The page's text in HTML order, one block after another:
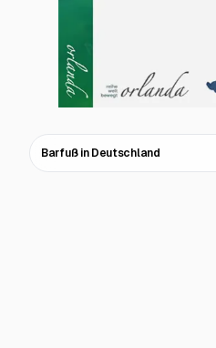
Barfuß in Deutschland